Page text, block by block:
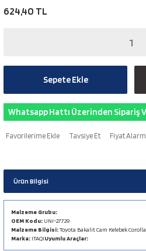
624,40 TL
Sepete Ekle
Whatsapp Hattı Üzerinden Sipariş
Tavsiye Et Fiyat
Ürün Bilgisi
Malzeme Grubu:
OEM Kodu: UNI-27729
Malzeme Bilgisi:Toyota Bakalit Cam Kelebek
Marka: ITAQIUyumlu Araçlar: